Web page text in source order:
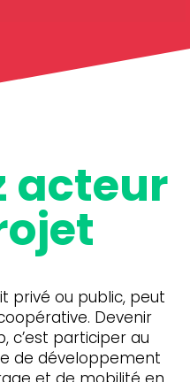
acteur
privé ou public, peut
Devenir
c’est participer au
de développement